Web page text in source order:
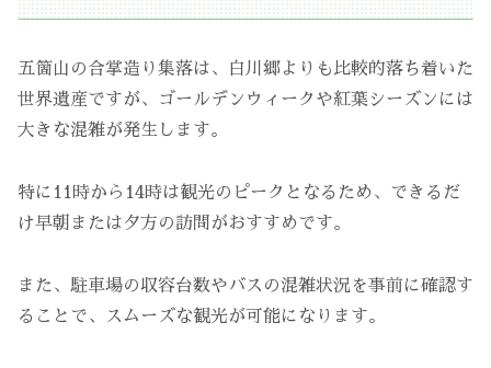
五箇山の合掌造り集落は、白川郷よりも比較的落ち着いた
世界遺産ですが、ゴールデンウィークや紅葉シーズンには
大きな混雑が発生します。
特に11時から14時は観光のピークとなるため、できるだ
け早朝または夕方の訪問がおすすめです。
また、駐車場の収容台数やバスの混雑状況を事前に確認す
ることで、スムーズな観光が可能になります。